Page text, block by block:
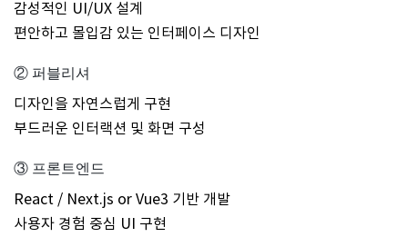
감성적인 UI/UX 설계
편안하고 몰입감 있는 인터페이스 디자인
② 퍼블리셔
디자인을 자연스럽게 구현
부드러운 인터랙션 및 화면 구성
③ 프론트엔드
React / Next.js or Vue3 기반 개발
사용자 경험 중심 UI 구현